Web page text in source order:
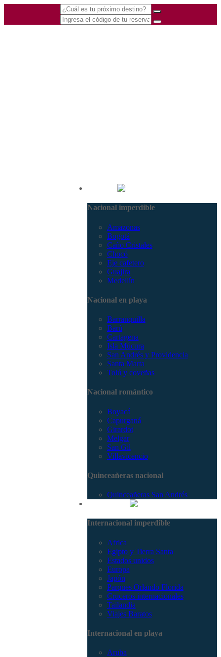
Nacional imperdible
Amazonas
Bogotá
Caño Cristales
Chocó
Eje cafetero
Guajira
Medellín
Nacional en playa
Barranquilla
Barú
Cartagena
Isla Múcura
San Andrés y Providencia
Santa Marta
Tolú y coveñas
Nacional romántico
Boyacá
Capurganá
Girardot
Melgar
San Gil
Villavicencio
Quinceañeras nacional
Quinceañeras San Andrés
Internacional imperdible
Africa
Egipto y Tierra Santa
Estados unidos
Europa
Japón
Parques Orlando Florida
Cruceros internacionales
Tailandia
Viajes Baratos
Internacional en playa
Aruba